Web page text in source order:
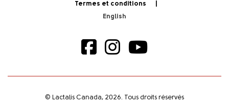
Termes et conditions
© Lactalis Canada, 2026. Tous droits réservés